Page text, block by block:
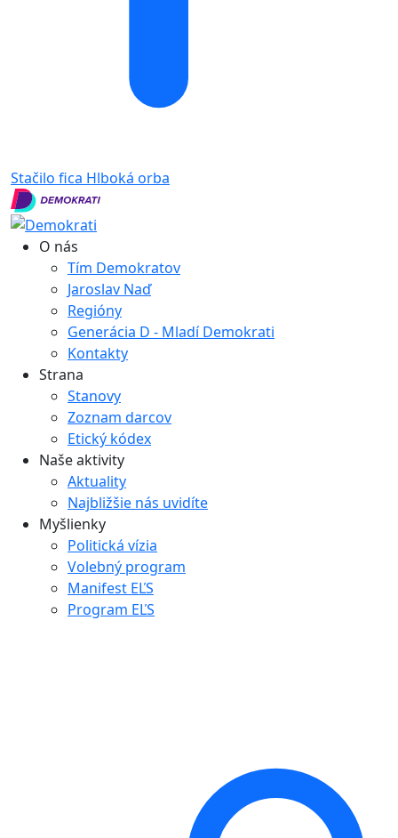
Stačilo fica Hlboká orba
O nás
Tím Demokratov
Jaroslav Naď
Regióny
Generácia D - Mladí Demokrati
Kontakty
Strana
Stanovy
Zoznam darcov
Etický kódex
Naše aktivity
Aktuality
Najbližšie nás uvidíte
Myšlienky
Politická vízia
Volebný program
Manifest EĽS
Program EĽS